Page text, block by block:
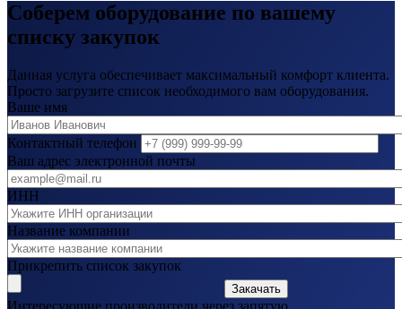
Соберем оборудование по вашему
списку закупок
Данная услуга обеспечивает максимальный комфорт клиента.
Просто загрузите список необходимого вам оборудования.
Ваше имя
Контактный телефон
Ваш адрес электронной почты
ИНН
Название компании
Прикрепить список закупок
Закачать
Интересующие производители через запятую